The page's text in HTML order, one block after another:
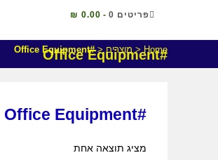
פריטים 0 0.00 ₪
#Office Equipment
Home
<מוצרים<
#Office Equipment
#Office Equipment
מציג תוצאה אחת